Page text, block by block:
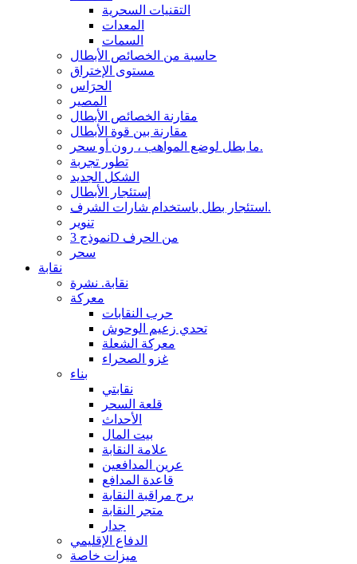
التقنيات السحرية
المعدات
السمات
حاسبة من الخصائص الأبطال
مستوى الإختراق
الحرَاس
المصير
مقارنة الخصائص الأبطال
مقارنة بين قوة الأبطال
ما بطل لوضع المواهب ، رون أو سحر.
تطور تجربة
الشكل الجديد
إستئجار الأبطال
استئجار بطل باستخدام شارات الشرف.
تنوير
نموذج 3D من الحرف
سحر
نقابة
نقابة. نشرة
معركة
حرب النقابات
تحدي زعيم الوحوش
معركة الشعلة
غزو الصحراء
بناء
نقابتي
قلعة السحر
الأحداث
بيت المال
علامة النقابة
عرين المدافعين
قاعدة المدافع
برج مراقبة النقابة
متجر النقابة
جدار
الدفاع الإقليمي
ميزات خاصة